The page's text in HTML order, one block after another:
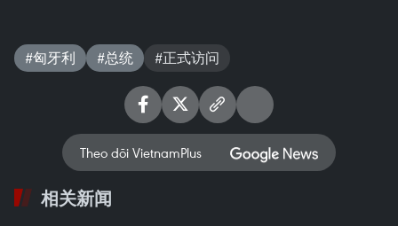
#匈牙利 #总统 #正式访问
Theo dõi VietnamPlus
相关新闻